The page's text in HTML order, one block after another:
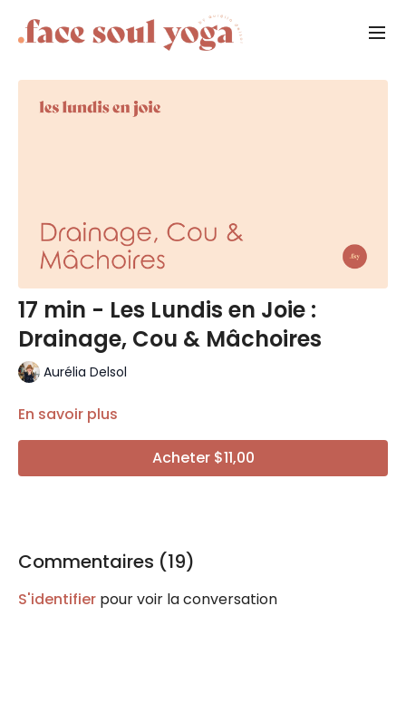
17 min - Les Lundis en Joie :
Drainage, Cou & Mâchoires
Aurélia Delsol
En savoir plus
Acheter $11,00
Commentaires (19)
S'identifier pour voir la conversation